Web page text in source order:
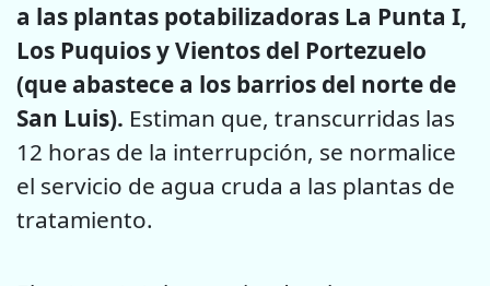
a las plantas potabilizadoras La Punta I,
Los Puquios y Vientos del Portezuelo
(que abastece a los barrios del norte de
San Luis). Estiman que, transcurridas las
12 horas de la interrupción, se normalice
el servicio de agua cruda a las plantas de
tratamiento.